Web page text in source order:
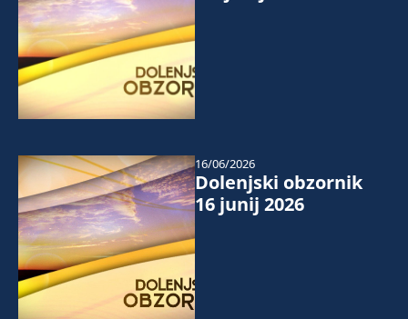
Dolenjski obzornik
16 junij 2026
16/06/2026